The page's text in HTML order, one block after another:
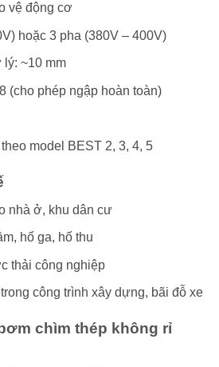
vệ động cơ
hoặc 3 pha (380V – 400V)
lý: ~10 mm
(cho phép ngập hoàn toàn)
model BEST 2, 3, 4, 5
nhà ở, khu dân cư
hố ga, hố thu
thải công nghiệp
công trình xây dựng, bãi đỗ xe
chìm thép không rỉ